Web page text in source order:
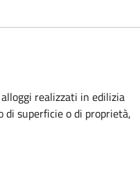
realizzati in edilizia
superficie o di proprietà,